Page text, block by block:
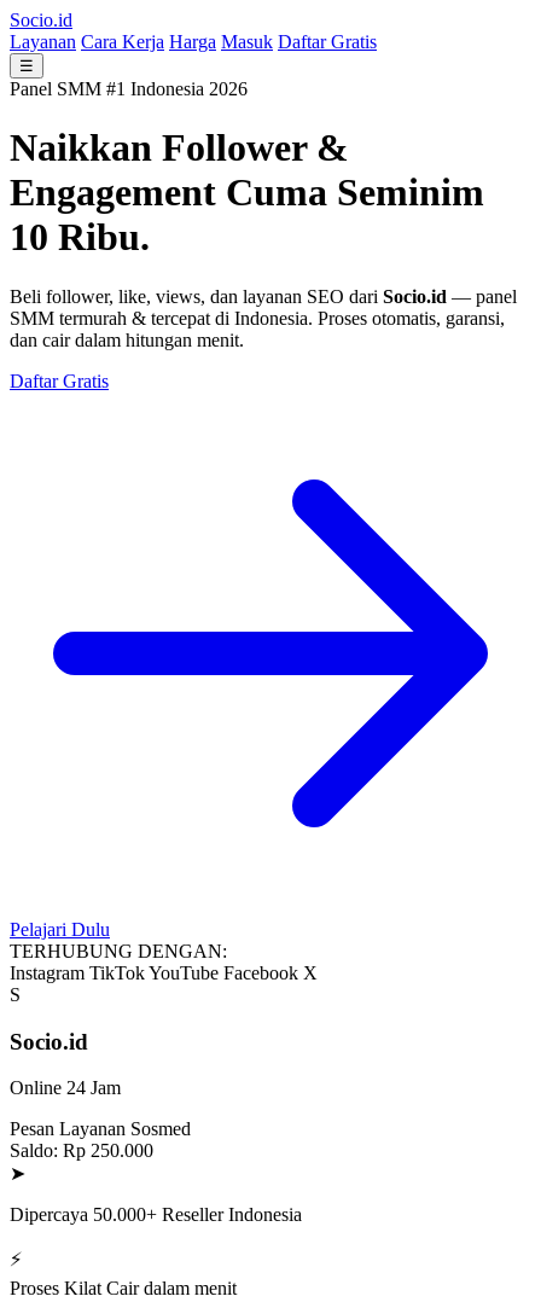
Socio.id
Layanan Cara Kerja Harga Masuk Daftar Gratis
☰
Panel SMM #1 Indonesia 2026
Naikkan Follower &
Engagement Cuma Seminim
10 Ribu.
Beli follower, like, views, dan layanan SEO dari Socio.id — panel
SMM termurah & tercepat di Indonesia. Proses otomatis, garansi,
dan cair dalam hitungan menit.
Daftar Gratis
Pelajari Dulu
TERHUBUNG DENGAN:
Instagram TikTokYouTube Facebook X
S
Socio.id
Online 24 Jam
Pesan Layanan Sosmed
Saldo: Rp 250.000
➤
Dipercaya 50.000+ Reseller Indonesia
⚡
Proses Kilat Cair dalam menit